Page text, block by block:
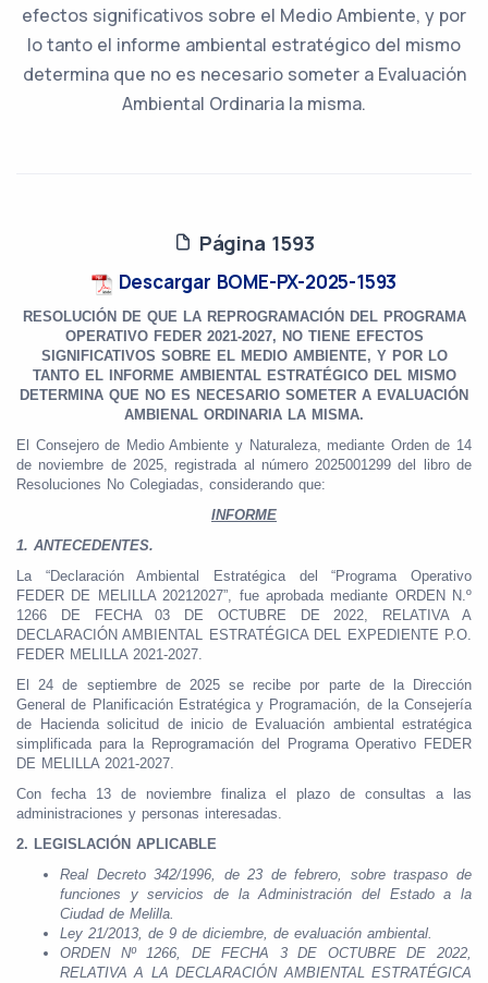
efectos significativos sobre el Medio Ambiente, y por
lo tanto el informe ambiental estratégico del mismo
determina que no es necesario someter a Evaluación
Ambiental Ordinaria la misma.
Página 1593
Descargar BOME-PX-2025-1593
RESOLUCIÓN DE QUE LA REPROGRAMACIÓN DEL PROGRAMA
OPERATIVO FEDER 2021-2027, NO TIENE EFECTOS
SIGNIFICATIVOS SOBRE EL MEDIO AMBIENTE, Y POR LO
TANTO EL INFORME AMBIENTAL ESTRATÉGICO DEL MISMO
DETERMINA QUE NO ES NECESARIO SOMETER A EVALUACIÓN
AMBIENAL ORDINARIA LA MISMA.
El Consejero de Medio Ambiente y Naturaleza, mediante Orden de 14
de noviembre de 2025, registrada al número 2025001299 del libro de
Resoluciones No Colegiadas, considerando que:
INFORME
1. ANTECEDENTES.
La “Declaración Ambiental Estratégica del “Programa Operativo
FEDER DE MELILLA 20212027”, fue aprobada mediante ORDEN N.º
1266 DE FECHA 03 DE OCTUBRE DE 2022, RELATIVA A
DECLARACIÓN AMBIENTAL ESTRATÉGICA DEL EXPEDIENTE P.O.
FEDER MELILLA 2021-2027.
El 24 de septiembre de 2025 se recibe por parte de la Dirección
General de Planificación Estratégica y Programación, de la Consejería
de Hacienda solicitud de inicio de Evaluación ambiental estratégica
simplificada para la Reprogramación del Programa Operativo FEDER
DE MELILLA 2021-2027.
Con fecha 13 de noviembre finaliza el plazo de consultas a las
administraciones y personas interesadas.
2. LEGISLACIÓN APLICABLE
Real Decreto 342/1996, de 23 de febrero, sobre traspaso de
funciones y servicios de la Administración del Estado a la
Ciudad de Melilla.
Ley 21/2013, de 9 de diciembre, de evaluación ambiental.
ORDEN Nº 1266, DE FECHA 3 DE OCTUBRE DE 2022,
RELATIVA A LA DECLARACIÓN AMBIENTAL ESTRATÉGICA